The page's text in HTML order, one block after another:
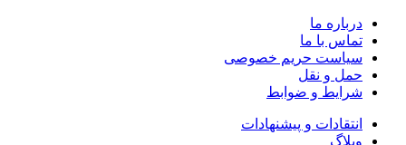
درباره ما
تماس با ما
سیاست حریم خصوصی
حمل و نقل
شرایط و ضوابط
انتقادات و پیشنهادات
وبلاگ